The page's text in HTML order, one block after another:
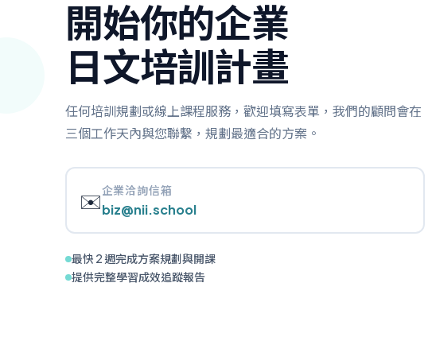
開始你的企業
日文培訓計畫
任何培訓規劃或線上課程服務，歡迎填寫表單，我們的顧問會在
三個工作天內與您聯繫，規劃最適合的方案。
✉️企業洽詢信箱
biz@nii.school
最快 2 週完成方案規劃與開課
提供完整學習成效追蹤報告